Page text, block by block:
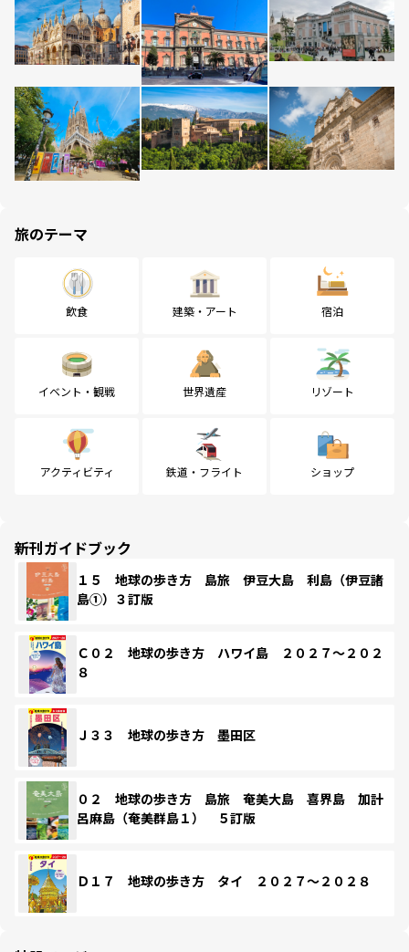
旅のテーマ
飲食 建築・アート 宿泊
イベント・観戦 世界遺産 リゾート
アクティビティ 鉄道・フライト ショップ
新刊ガイドブック
１５ 地球の歩き方 島旅 伊豆大島 利島（伊豆諸
島①）３訂版
Ｃ０２ 地球の歩き方 ハワイ島 ２０２７～２０２
８
Ｊ３３ 地球の歩き方 墨田区
０２ 地球の歩き方 島旅 奄美大島 喜界島 加計
呂麻島（奄美群島１） ５訂版
Ｄ１７ 地球の歩き方 タイ ２０２７～２０２８